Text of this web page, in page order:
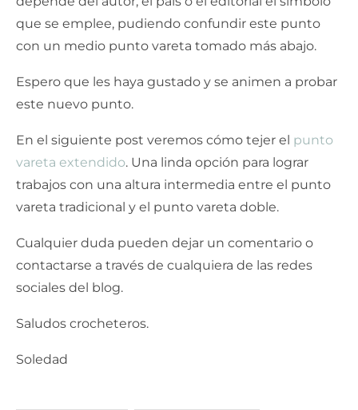
que se emplee, pudiendo confundir este punto
con un medio punto vareta tomado más abajo.
Espero que les haya gustado y se animen a probar
este nuevo punto.
En el siguiente post veremos cómo tejer el punto
vareta extendido. Una linda opción para lograr
trabajos con una altura intermedia entre el punto
vareta tradicional y el punto vareta doble.
Cualquier duda pueden dejar un comentario o
contactarse a través de cualquiera de las redes
sociales del blog.
Saludos crocheteros.
Soledad